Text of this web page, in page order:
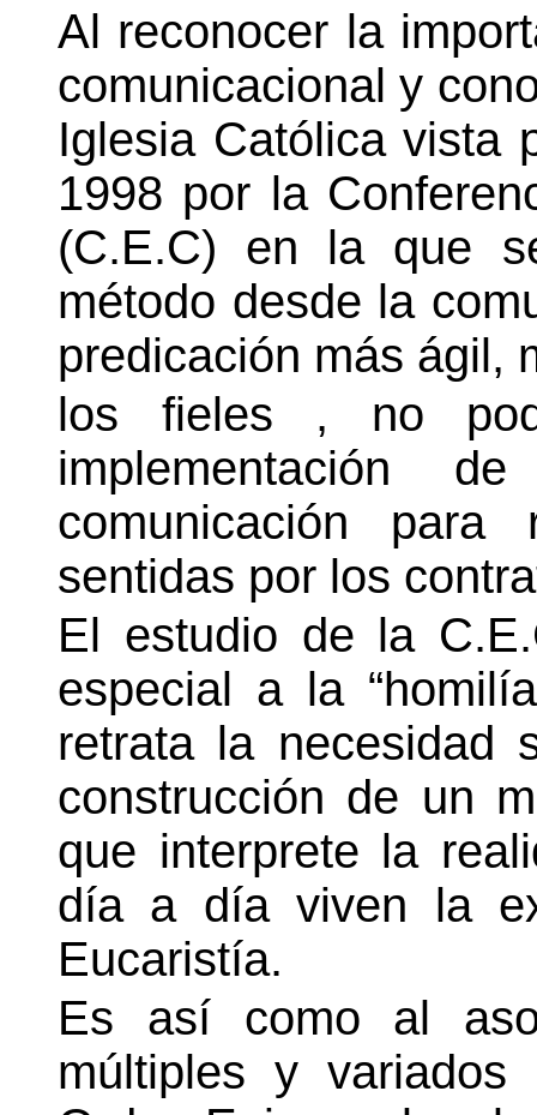
Al reconocer la
comunicacional y
Iglesia Católica vista
1998 por la
(C.E.C) en la que
método desde la
predicación más ágil,
los fieles , no
implementación
comunicación para
sentidas por los
El estudio de la
especial a la
retrata la necesidad
construcción de un
que interprete la
día a día viven la
Eucaristía.
Es así como al
múltiples y variados